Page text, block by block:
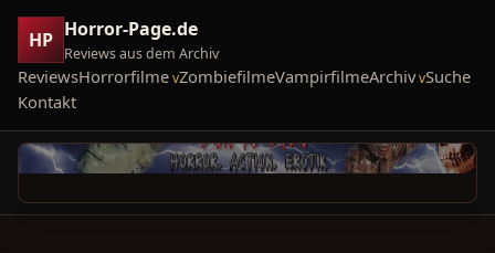
HP Horror-Page.de
Reviews aus dem Archiv
ReviewsHorrorfilme ZombiefilmeVampirfilmeArchiv Suche
Kontakt